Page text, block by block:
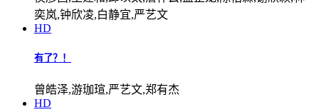
奕岚,钟欣凌,白静宜,严艺文
HD
有了？！
曾皓泽,游珈瑄,严艺文,郑有杰
HD